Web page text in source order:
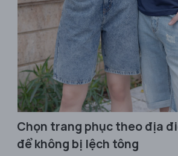
Chọn trang phục theo địa
để không bị lệch tông